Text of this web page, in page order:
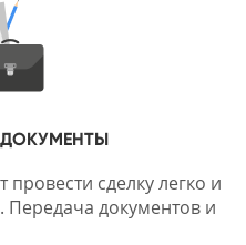
сделку легко и
Передача документов и